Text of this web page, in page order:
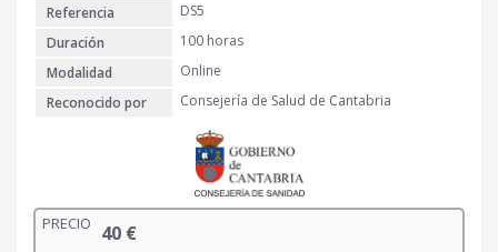
Referencia
DS5
Duración
100 horas
Modalidad
Online
Reconocido por
Consejería de Salud de Cantabria
PRECIO 40 €